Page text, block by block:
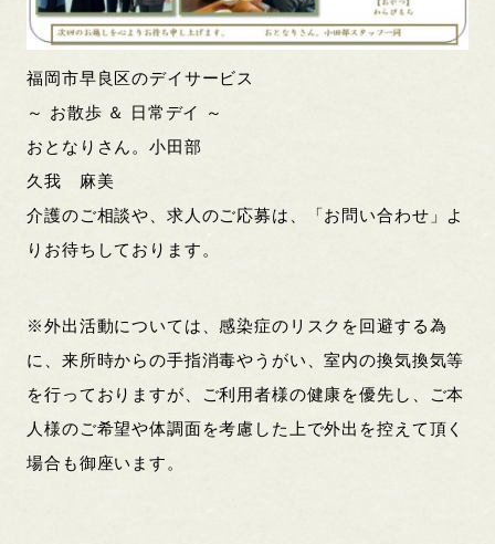
福岡市早良区のデイサービス
～ お散歩 ＆ 日常デイ ～
おとなりさん。小田部
久我 麻美
介護のご相談や、求人のご応募は、「お問い合わせ」よ
りお待ちしております。
※外出活動については、感染症のリスクを回避する為
に、来所時からの手指消毒やうがい、室内の換気換気等
を行っておりますが、ご利用者様の健康を優先し、ご本
人様のご希望や体調面を考慮した上で外出を控えて頂く
場合も御座います。